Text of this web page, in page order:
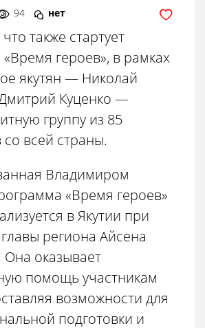
94 нет
также стартует
героев», в рамках
якутян — Николай
Куценко —
группу из 85
со всей страны.
Владимиром
«Время героев»
в Якутии при
региона Айсена
Она оказывает
помощь участникам
возможности для
подготовки и